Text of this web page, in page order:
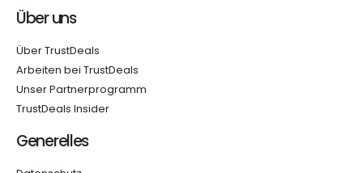
Über uns
Über TrustDeals
Arbeiten bei TrustDeals
Unser Partnerprogramm
TrustDeals Insider
Generelles